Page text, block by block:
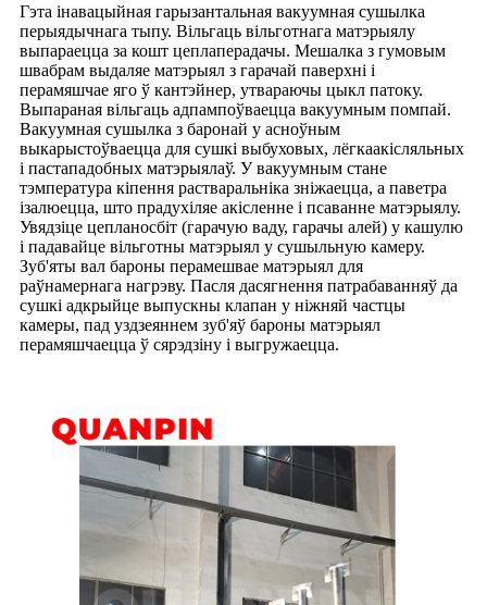
Гэта інавацыйная гарызантальная вакуумная сушылка
перыядычнага тыпу. Вільгаць вільготнага матэрыялу
выпараецца за кошт цеплаперадачы. Мешалка з гумовым
швабрам выдаляе матэрыял з гарачай паверхні і
перамяшчае яго ў кантэйнер, утвараючы цыкл патоку.
Выпараная вільгаць адпампоўваецца вакуумным помпай.
Вакуумная сушылка з баронай у асноўным
выкарыстоўваецца для сушкі выбуховых, лёгкаакісляльных
і пастападобных матэрыялаў. У вакуумным стане
тэмпература кіпення растваральніка зніжаецца, а паветра
ізалюецца, што прадухіляе акісленне і псаванне матэрыялу.
Увядзіце цепланосбіт (гарачую ваду, гарачы алей) у кашулю
і падавайце вільготны матэрыял у сушыльную камеру.
Зуб'яты вал бароны перамешвае матэрыял для
раўнамернага нагрэву. Пасля дасягнення патрабаванняў да
сушкі адкрыйце выпускны клапан у ніжняй частцы
камеры, пад уздзеяннем зуб'яў бароны матэрыял
перамяшчаецца ў сярэдзіну і выгружаецца.